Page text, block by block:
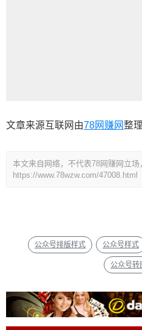
文章来源互联网由78网赚网整
本文来自网络，不代表78网赚网立场
https://www.78wzw.com/47008.html
公众号排版样式 公众号样式
公众号转